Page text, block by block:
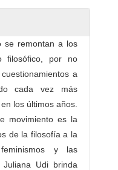
se remontan a los
filosófico, por no
a
cada vez más
los últimos años.
movimiento es la
de la filosofía a la
y las
Juliana Udi brinda